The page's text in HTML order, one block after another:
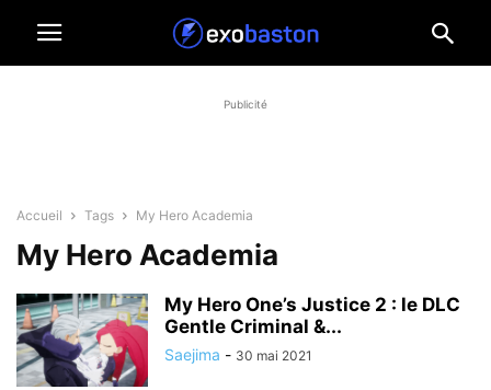
Publicité
Accueil Tags My Hero Academia
My Hero Academia
My Hero One’s Justice 2 : le DLC
Gentle Criminal &...
Saejima - 30 mai 2021